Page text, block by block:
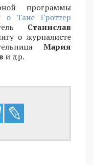
программы
о Тане Гроттер
Станислав
о журналисте
Мария
и др.